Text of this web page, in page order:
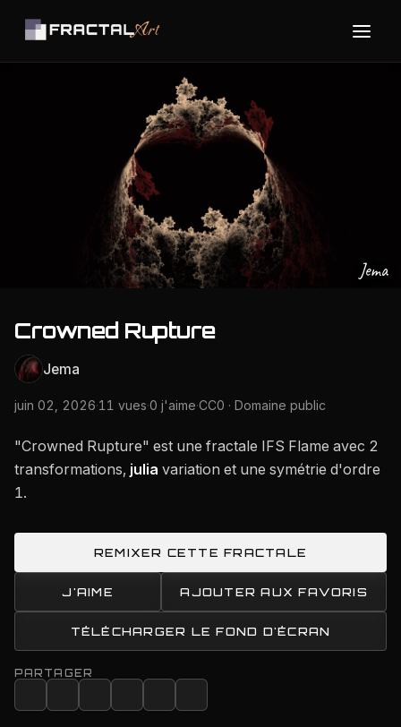
Jema
Crowned Rupture
Jema
juin 02, 2026·11 vues·0 j'aime·CC0 · Domaine public
"Crowned Rupture" est une fractale IFS Flame avec 2
transformations, julia variation et une symétrie d'ordre
1.
REMIXER CETTE FRACTALE
J'AIME AJOUTER AUX FAVORIS
TÉLÉCHARGER LE FOND D'ÉCRAN
PARTAGER